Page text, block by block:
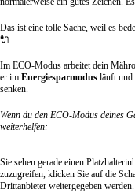
Das ist eine tolle Sache, weil es
🔌
Im ECO-Modus arbeitet dein
er im Energiesparmodus läuft und
senken.
Wenn du den ECO-Modus deines
weiterhelfen:
Sie sehen gerade einen
zuzugreifen, klicken Sie auf die
Drittanbieter weitergegeben werden.